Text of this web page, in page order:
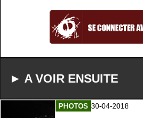
► A VOIR ENSUITE
PHOTOS 30-04-2018